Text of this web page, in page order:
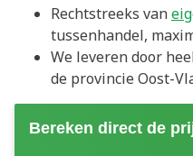
Rechtstreeks van
tussenhandel,
We leveren door
de provincie Oost-
Bereken direct de